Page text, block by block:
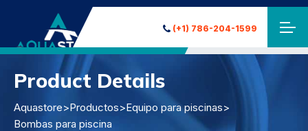
(+1) 786-204-1599
Product Details
Aquastore>Productos>Equipo para piscinas>
Bombas para piscina